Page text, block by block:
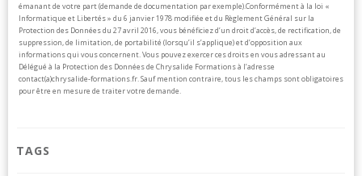
émanant de votre part (demande de documentation par exemple).Conformément à la loi «
Informatique et Libertés » du 6 janvier 1978 modifiée et du Règlement Général sur la
Protection des Données du 27 avril 2016, vous bénéficiez d’un droit d’accès, de rectification, de
suppression, de limitation, de portabilité (lorsqu’il s’applique) et d’opposition aux
informations qui vous concernent. Vous pouvez exercer ces droits en vous adressant au
Délégué à la Protection des Données de Chrysalide Formations à l’adresse
contact(a)chrysalide-formations.fr.Sauf mention contraire, tous les champs sont obligatoires
pour être en mesure de traiter votre demande.
TAGS